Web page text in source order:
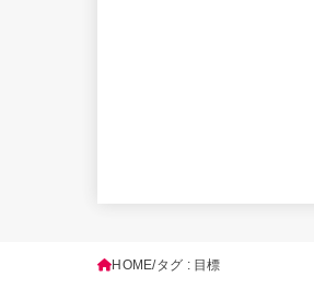
HOME タグ : 目標